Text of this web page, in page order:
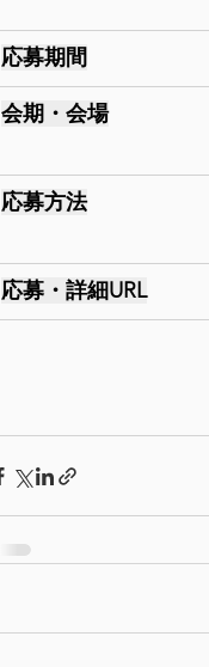
応募期間
会期・会場
応募方法
応募・詳細URL